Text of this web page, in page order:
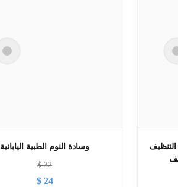
كريم التنظيف
وسادة النوم الطبية اليابانية
32
$
24
$